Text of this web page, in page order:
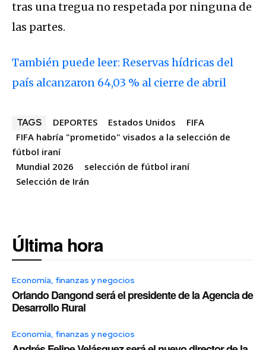
tras una tregua no respetada por ninguna de
las partes.
También puede leer: Reservas hídricas del
país alcanzaron 64,03 % al cierre de abril
TAGS DEPORTES Estados Unidos
FIFA
FIFA habría "prometido" visados a la selección de
fútbol iraní
Mundial 2026
selección de fútbol iraní
Selección de Irán
Última hora
Economía, finanzas y negocios
Orlando Dangond será el presidente de la Agencia de
Desarrollo Rural
Economía, finanzas y negocios